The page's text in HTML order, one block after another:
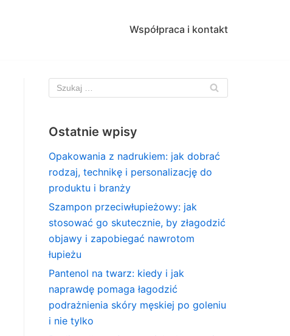
Współpraca i kontakt
Ostatnie wpisy
Opakowania z nadrukiem: jak dobrać
rodzaj, technikę i personalizację do
produktu i branży
Szampon przeciwłupieżowy: jak
stosować go skutecznie, by złagodzić
objawy i zapobiegać nawrotom
łupieżu
Pantenol na twarz: kiedy i jak
naprawdę pomaga łagodzić
podrażnienia skóry męskiej po goleniu
i nie tylko